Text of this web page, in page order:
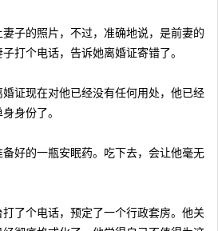
的照片，不过，准确地说，是前妻的
打个电话，告诉她离婚证寄错了。
现在对他已经没有任何用处，他已经
身份了。
的一瓶安眠药。吃下去，会让他毫无
个电话，预定了一个行政套房。他关